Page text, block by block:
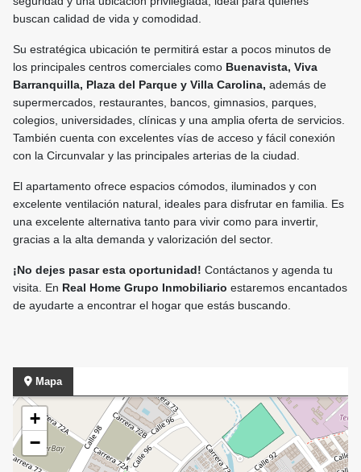
buscan calidad de vida y comodidad.
Su estratégica ubicación te permitirá estar a pocos minutos de
los principales centros comerciales como Buenavista, Viva
Barranquilla, Plaza del Parque y Villa Carolina, además de
supermercados, restaurantes, bancos, gimnasios, parques,
colegios, universidades, clínicas y una amplia oferta de servicios.
También cuenta con excelentes vías de acceso y fácil conexión
con la Circunvalar y las principales arterias de la ciudad.
El apartamento ofrece espacios cómodos, iluminados y con
excelente ventilación natural, ideales para disfrutar en familia. Es
una excelente alternativa tanto para vivir como para invertir,
gracias a la alta demanda y valorización del sector.
¡No dejes pasar esta oportunidad! Contáctanos y agenda tu
visita. En Real Home Grupo Inmobiliario estaremos encantados
de ayudarte a encontrar el hogar que estás buscando.
Mapa
+
−